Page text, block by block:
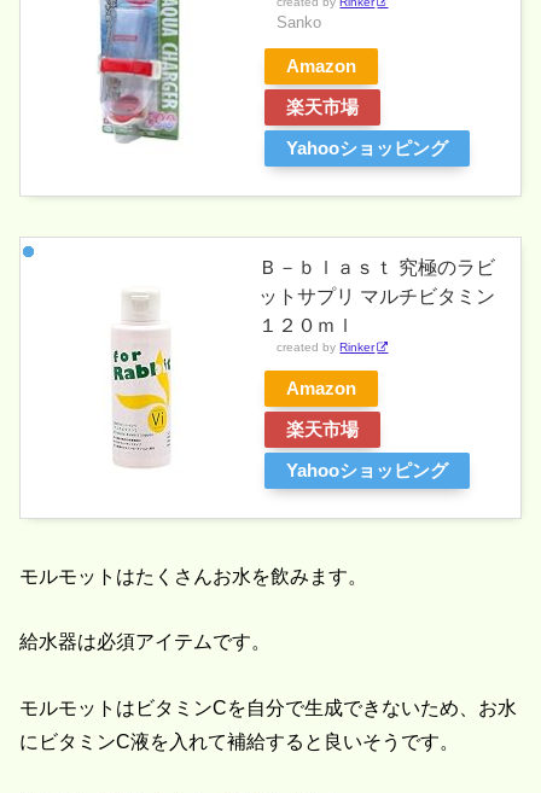
Sanko
Amazon
楽天市場
Yahooショッピング
Ｂ－ｂｌａｓｔ 究極のラビ
ットサプリ マルチビタミン
１２０ｍｌ
created byRinker
Amazon
楽天市場
Yahooショッピング
モルモットはたくさんお水を飲みます。
給水器は必須アイテムです。
モルモットはビタミンCを自分で生成できないため、お水
にビタミンC液を入れて補給すると良いそうです。